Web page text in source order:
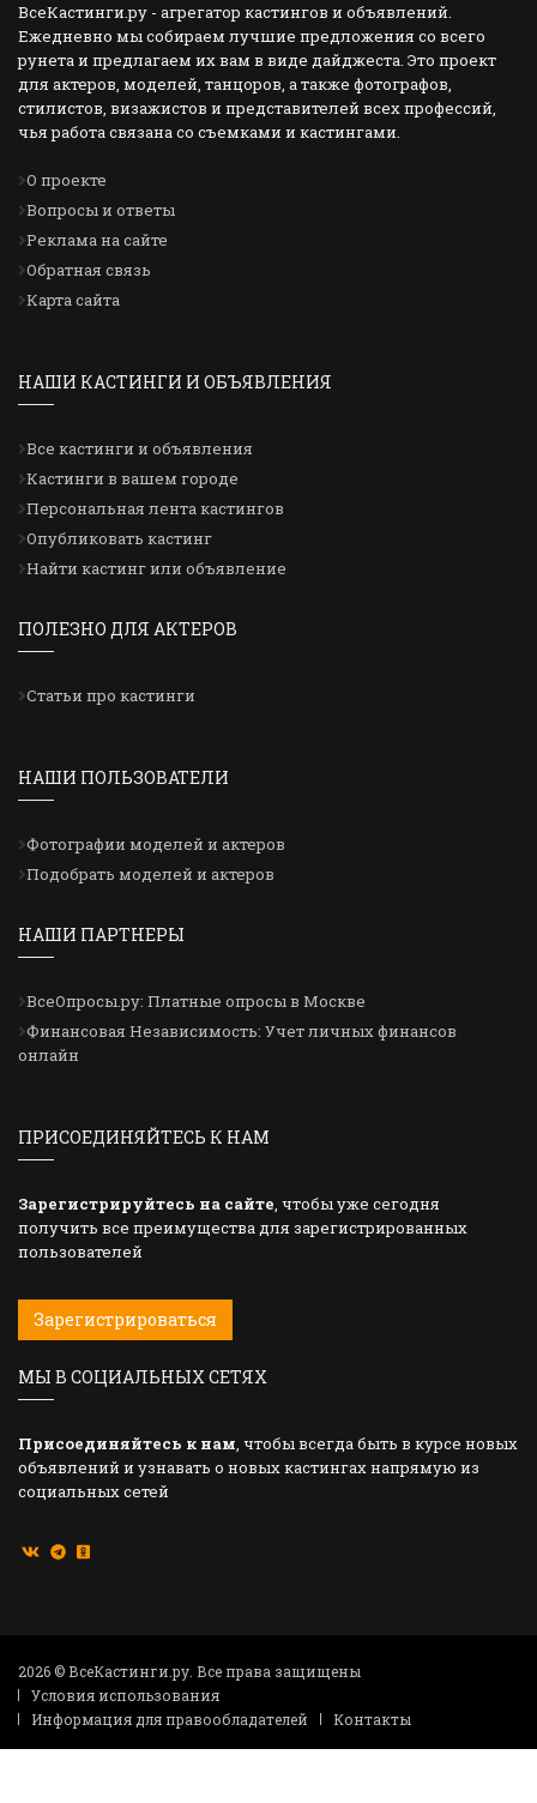
ВсеКастинги.ру - агрегатор кастингов и объявлений.
Ежедневно мы собираем лучшие предложения со всего
рунета и предлагаем их вам в виде дайджеста. Это проект
для актеров, моделей, танцоров, а также фотографов,
стилистов, визажистов и представителей всех профессий,
чья работа связана со съемками и кастингами.
О проекте
Вопросы и ответы
Реклама на сайте
Обратная связь
Карта сайта
НАШИ КАСТИНГИ И ОБЪЯВЛЕНИЯ
Все кастинги и объявления
Кастинги в вашем городе
Персональная лента кастингов
Опубликовать кастинг
Найти кастинг или объявление
ПОЛЕЗНО ДЛЯ АКТЕРОВ
Статьи про кастинги
НАШИ ПОЛЬЗОВАТЕЛИ
Фотографии моделей и актеров
Подобрать моделей и актеров
НАШИ ПАРТНЕРЫ
ВсеОпросы.ру: Платные опросы в Москве
Финансовая Независимость: Учет личных финансов
онлайн
ПРИСОЕДИНЯЙТЕСЬ К НАМ
Зарегистрируйтесь на сайте, чтобы уже сегодня
получить все преимущества для зарегистрированных
пользователей
Зарегистрироваться
МЫ В СОЦИАЛЬНЫХ СЕТЯХ
Присоединяйтесь к нам, чтобы всегда быть в курсе новых
объявлений и узнавать о новых кастингах напрямую из
социальных сетей
2026 © ВсеКастинги.ру. Все права защищены
Условия использования
Информация для правообладателей
Контакты